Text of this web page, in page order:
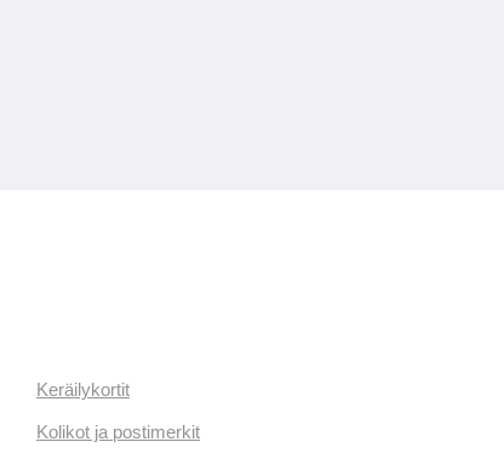
Keräilykortit
Kolikot ja postimerkit